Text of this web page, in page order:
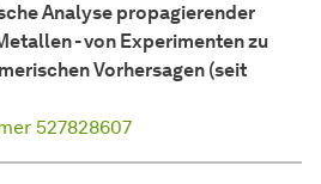
Analyse propagierender
- von Experimenten zu
Vorhersagen (seit
527828607